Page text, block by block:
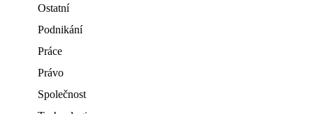
Ostatní
Podnikání
Práce
Právo
Společnost